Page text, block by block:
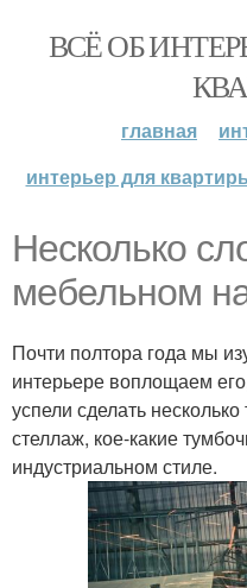
ВСЁ ОБ
главная
интерьер для
Несколько
мебельном
Почти полтора года мы
интерьере воплощаем
успели сделать
стеллаж, кое-какие
индустриальном стиле.